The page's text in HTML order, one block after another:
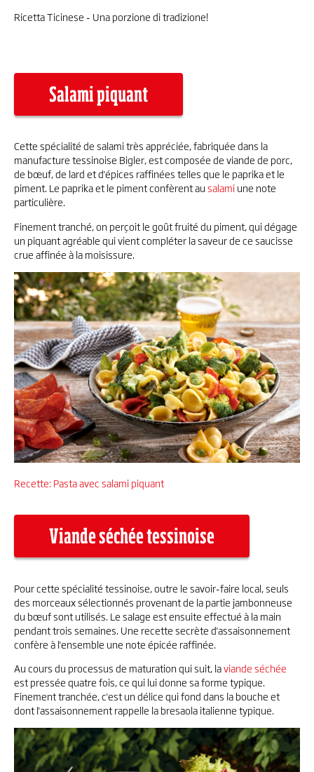
Ricetta Ticinese - Una porzione di tradizione!
Salami piquant
Cette spécialité de salami très appréciée, fabriquée dans la
manufacture tessinoise Bigler, est composée de viande de porc,
de bœuf, de lard et d'épices raffinées telles que le paprika et le
piment. Le paprika et le piment confèrent au salami une note
particulière.
Finement tranché, on perçoit le goût fruité du piment, qui dégage
un piquant agréable qui vient compléter la saveur de ce saucisse
crue affinée à la moisissure.
Recette: Pasta avec salami piquant
Viande séchée tessinoise
Pour cette spécialité tessinoise, outre le savoir-faire local, seuls
des morceaux sélectionnés provenant de la partie jambonneuse
du bœuf sont utilisés. Le salage est ensuite effectué à la main
pendant trois semaines. Une recette secrète d'assaisonnement
confère à l'ensemble une note épicée raffinée.
Au cours du processus de maturation qui suit, laviande séchée
est pressée quatre fois, ce qui lui donne sa forme typique.
Finement tranchée, c'est un délice qui fond dans la bouche et
dont l'assaisonnement rappelle la bresaola italienne typique.